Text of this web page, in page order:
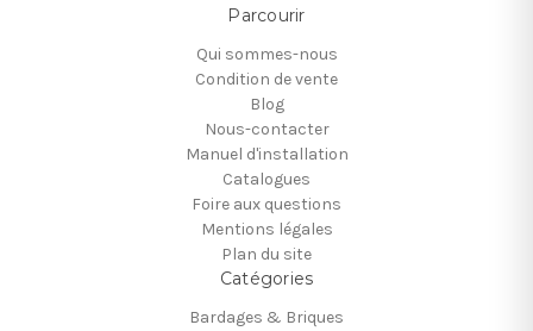
Parcourir
Qui sommes-nous
Condition de vente
Blog
Nous-contacter
Manuel d'installation
Catalogues
Foire aux questions
Mentions légales
Plan du site
Catégories
Bardages & Briques